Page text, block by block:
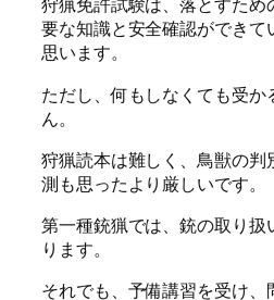
狩猟免許試験は、落とすた
要な知識と安全確認ができて
思います。
ただし、何もしなくても受
ん。
狩猟読本は難しく、鳥獣の判
測も思ったより厳しいです。
第一種銃猟では、銃の取り扱
ります。
それでも、予備講習を受け、